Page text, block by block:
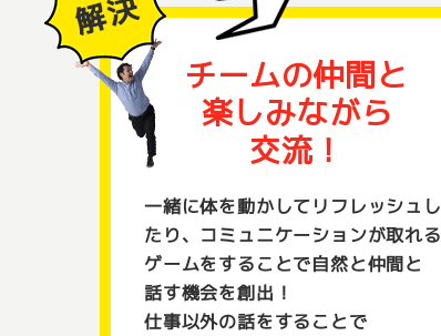
チームの仲間と
楽しみながら
交流！
一緒に体を動かしてリフレッシュし
たり、コミュニケーションが取れる
ゲームをすることで自然と仲間と
話す機会を創出！
仕事以外の話をすることで